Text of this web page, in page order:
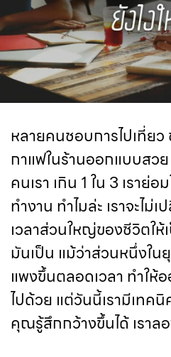
หลายคนชอบการไปเที่ย
กาแฟในร้านออกแบบสว
คนเรา เกิน 1 ใน 3 เราย่
ทำงาน ทำไมล่ะ เราจะไม่
เวลาส่วนใหญ่ของชีวิตให้
มันเป็น แม้ว่าส่วนหนึ่งใ
แพงขึ้นตลอดเวลา ทำใ
ไปด้วย แต่วันนี้เรามีเทค
คุณรู้สึกกว้างขึ้นได้ เราล